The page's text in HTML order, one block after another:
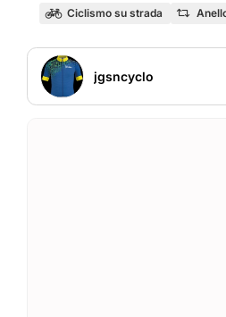
Ciclismo su strada
jgsncyclo